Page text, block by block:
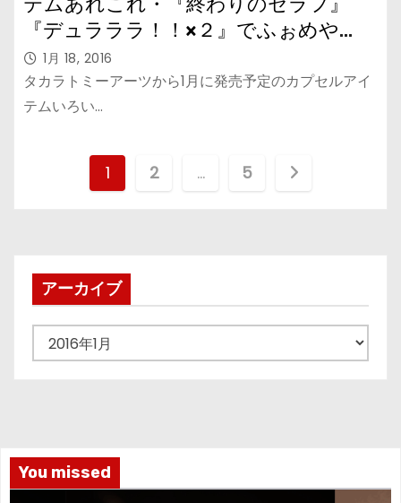
『デュラララ！！×２』でふぉめや
『トランスフォーマー』消しゴム、郵
便局コラボグッズなど
1月 18, 2016
タカラトミーアーツから1月に発売予定のカプセルアイ
テムいろい…
投
ペ
ー
ジ
1 2 … 5
アーカイブ
ー
You missed